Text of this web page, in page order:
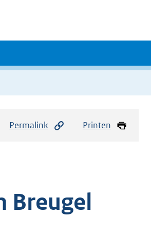
Permalink Printen
Breugel